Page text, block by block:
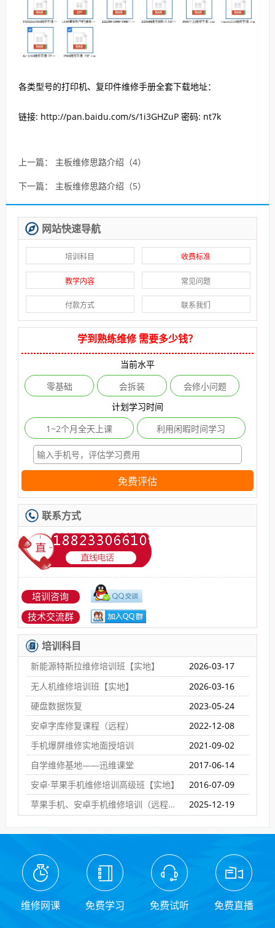
各类型号的打印机、复印件维修手册全套下载地址：
链接: http://pan.baidu.com/s/1i3GHZuP 密码: nt7k
上一篇： 主板维修思路介绍（4）
下一篇： 主板维修思路介绍（5）
网站快速导航
培训科目 收费标准
教学内容 常见问题
付款方式 联系我们
学到熟练维修 需要多少钱？
当前水平
零基础
会拆装
会修小问题
计划学习时间
1~2个月全天上课
利用闲暇时间学习
免费评估
联系方式
培训咨询
技术交流群
培训科目
新能源特斯拉维修培训班【实地】
2026-03-17
无人机维修培训班【实地】
2026-03-16
硬盘数据恢复
2023-05-24
安卓字库修复课程（远程）
2022-12-08
手机爆屏维修实地面授培训
2021-09-02
自学维修基地——迅维课堂
2017-06-14
安卓·苹果手机维修培训高级班【实地】
2016-07-09
苹果手机、安卓手机维修培训（远程网络班）
2025-12-19
维修网课 免费学习 免费试听 免费直播